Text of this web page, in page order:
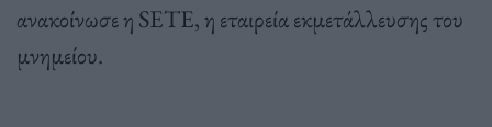
ανακοίνωσε η SETE, η εταιρεία εκμετάλλευσης του
μνημείου.